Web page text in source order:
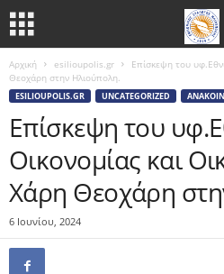
Αρχική esilioupolis.gr
Επίσκεψη του
Θεοχάρη στην Ηλιούπολη.
ESILIOUPOLIS.GR UNCATEGORIZED
Επίσκεψη του
Οικονομίας και
Χάρη Θεοχάρη
6 Ιουνίου, 2024